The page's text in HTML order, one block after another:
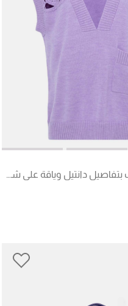
سترة من الصوف بتفاصيل دانتيل وياقة على شكل حرف V